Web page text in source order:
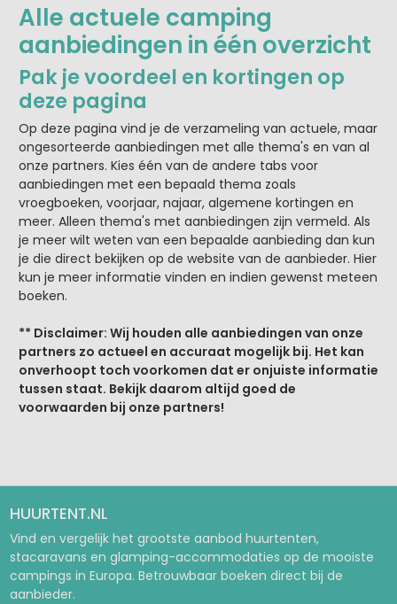
Alle actuele camping
aanbiedingen in één overzicht
Pak je voordeel en kortingen op
deze pagina
Op deze pagina vind je de verzameling van actuele, maar
ongesorteerde aanbiedingen met alle thema's en van al
onze partners. Kies één van de andere tabs voor
aanbiedingen met een bepaald thema zoals
vroegboeken, voorjaar, najaar, algemene kortingen en
meer. Alleen thema's met aanbiedingen zijn vermeld. Als
je meer wilt weten van een bepaalde aanbieding dan kun
je die direct bekijken op de website van de aanbieder. Hier
kun je meer informatie vinden en indien gewenst meteen
boeken.
** Disclaimer: Wij houden alle aanbiedingen van onze
partners zo actueel en accuraat mogelijk bij. Het kan
onverhoopt toch voorkomen dat er onjuiste informatie
tussen staat. Bekijk daarom altijd goed de
voorwaarden bij onze partners!
HUURTENT.NL
Vind en vergelijk het grootste aanbod huurtenten,
stacaravans en glamping-accommodaties op de mooiste
campings in Europa. Betrouwbaar boeken direct bij de
aanbieder.